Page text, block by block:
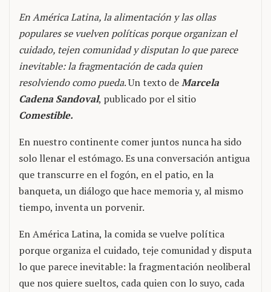
En América Latina, la alimentación y las ollas
populares se vuelven políticas porque organizan el
cuidado, tejen comunidad y disputan lo que parece
inevitable: la fragmentación de cada quien
resolviendo como pueda. Un texto deMarcela
Cadena Sandoval, publicado por el sitio
Comestible.
En nuestro continente comer juntos nunca ha sido
solo llenar el estómago. Es una conversación antigua
que transcurre en el fogón, en el patio, en la
banqueta, un diálogo que hace memoria y, al mismo
tiempo, inventa un porvenir.
En América Latina, la comida se vuelve política
porque organiza el cuidado, teje comunidad y disputa
lo que parece inevitable: la fragmentación neoliberal
que nos quiere sueltos, cada quien con lo suyo, cada